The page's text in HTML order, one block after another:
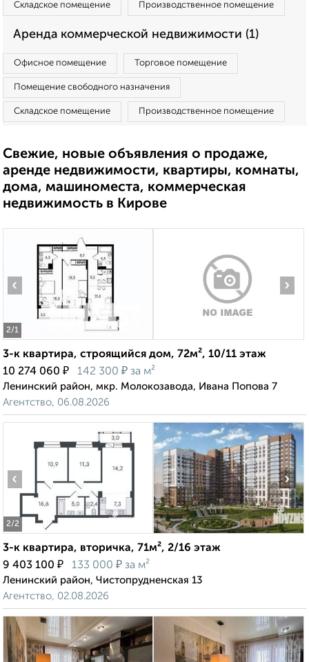
Складское помещение Производственное помещение
Аренда коммерческой недвижимости (1)
Офисное помещение Торговое помещение
Помещение свободного назначения
Складское помещение Производственное помещение
Свежие, новые объявления о продаже,
аренде недвижимости, квартиры, комнаты,
дома, машиноместа, коммерческая
недвижимость в Кирове
2/1
‹ ›
3-к квартира, строящийся дом, 72м², 10/11 этаж
10 274 060 ₽ 142 300 ₽ за м²
Ленинский район, мкр. Молокозавода, Ивана Попова 7
Агентство, 06.08.2026
2/2
‹ ›
3-к квартира, вторичка, 71м², 2/16 этаж
9 403 100 ₽ 133 000 ₽ за м²
Ленинский район, Чистопрудненская 13
Агентство, 02.08.2026